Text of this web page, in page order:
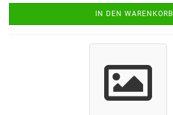
IN DEN WARENKORB